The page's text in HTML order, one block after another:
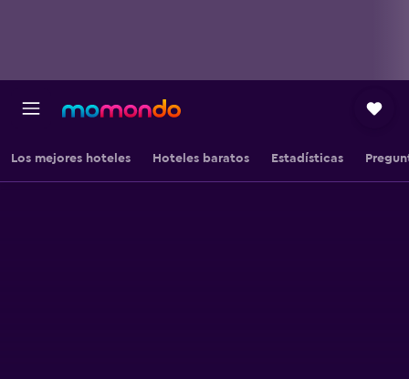
Los mejores hoteles Hoteles baratos Estadísticas